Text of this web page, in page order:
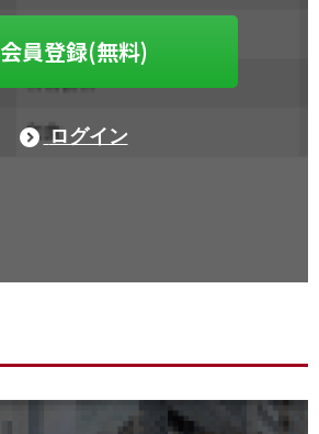
会員登録(無料)
ログイン